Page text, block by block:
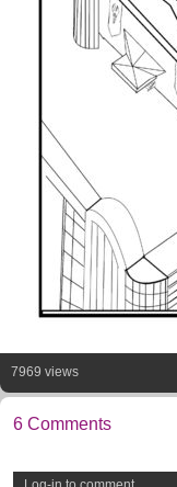
7969 views
6 Comments